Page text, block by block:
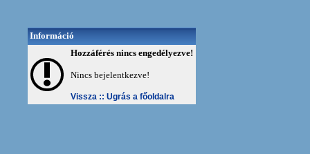
Információ
Hozzáférés nincs engedélyezve!
Nincs bejelentkezve!
Vissza :: Ugrás a főoldalra